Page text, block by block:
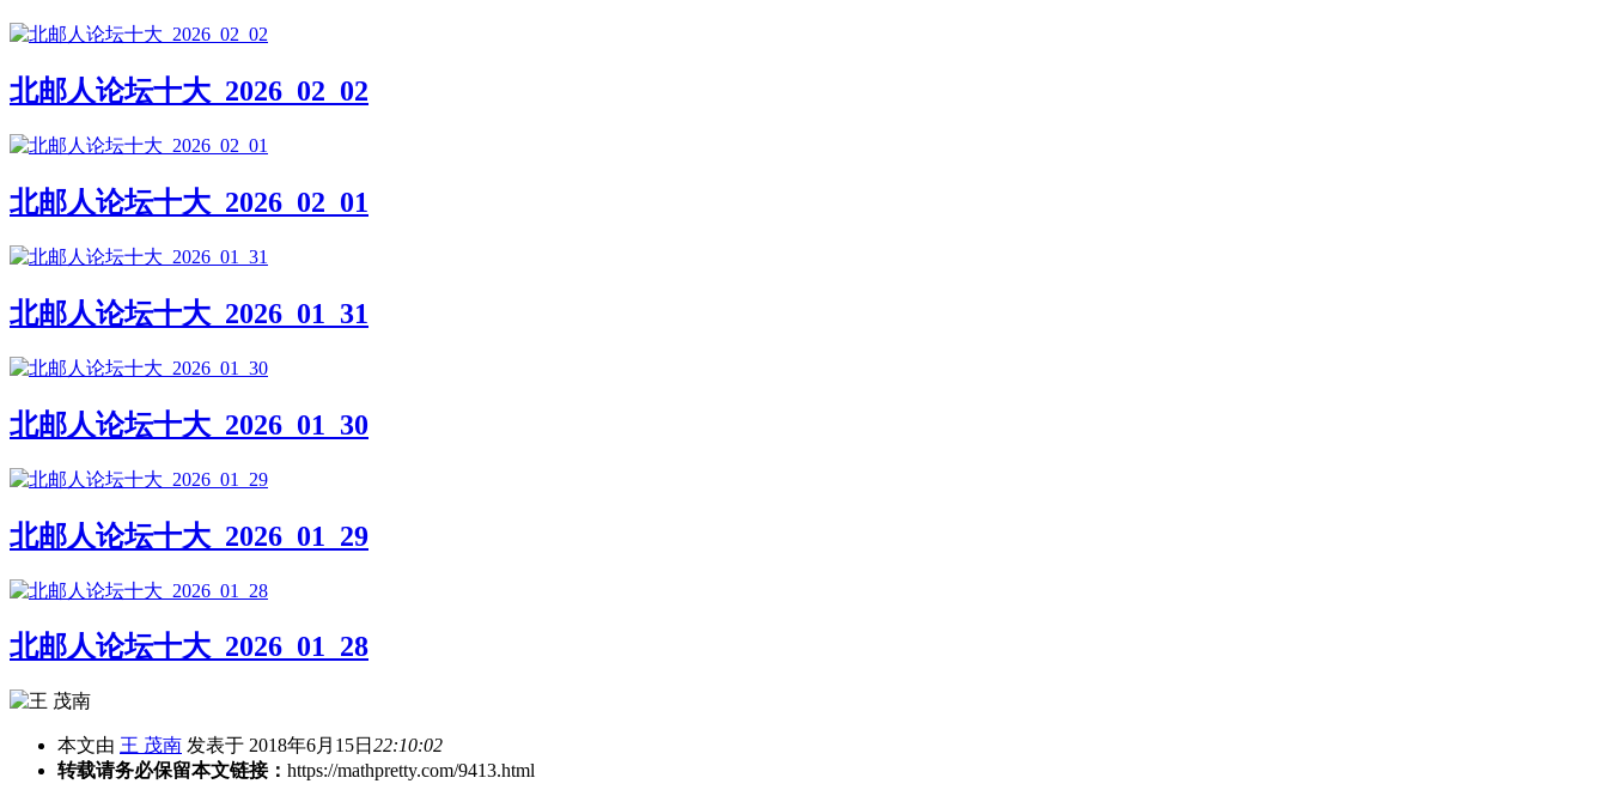
北邮人论坛十大_2026_02_02
北邮人论坛十大_2026_02_01
北邮人论坛十大_2026_01_31
北邮人论坛十大_2026_01_30
北邮人论坛十大_2026_01_29
北邮人论坛十大_2026_01_28
本文由 王 茂南 发表于 2018年6月15日 22:10:02
转载请务必保留本文链接： https://mathpretty.com/9413.html